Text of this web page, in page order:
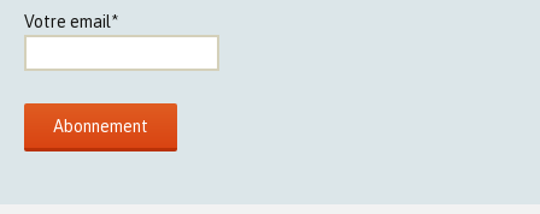
Votre email*